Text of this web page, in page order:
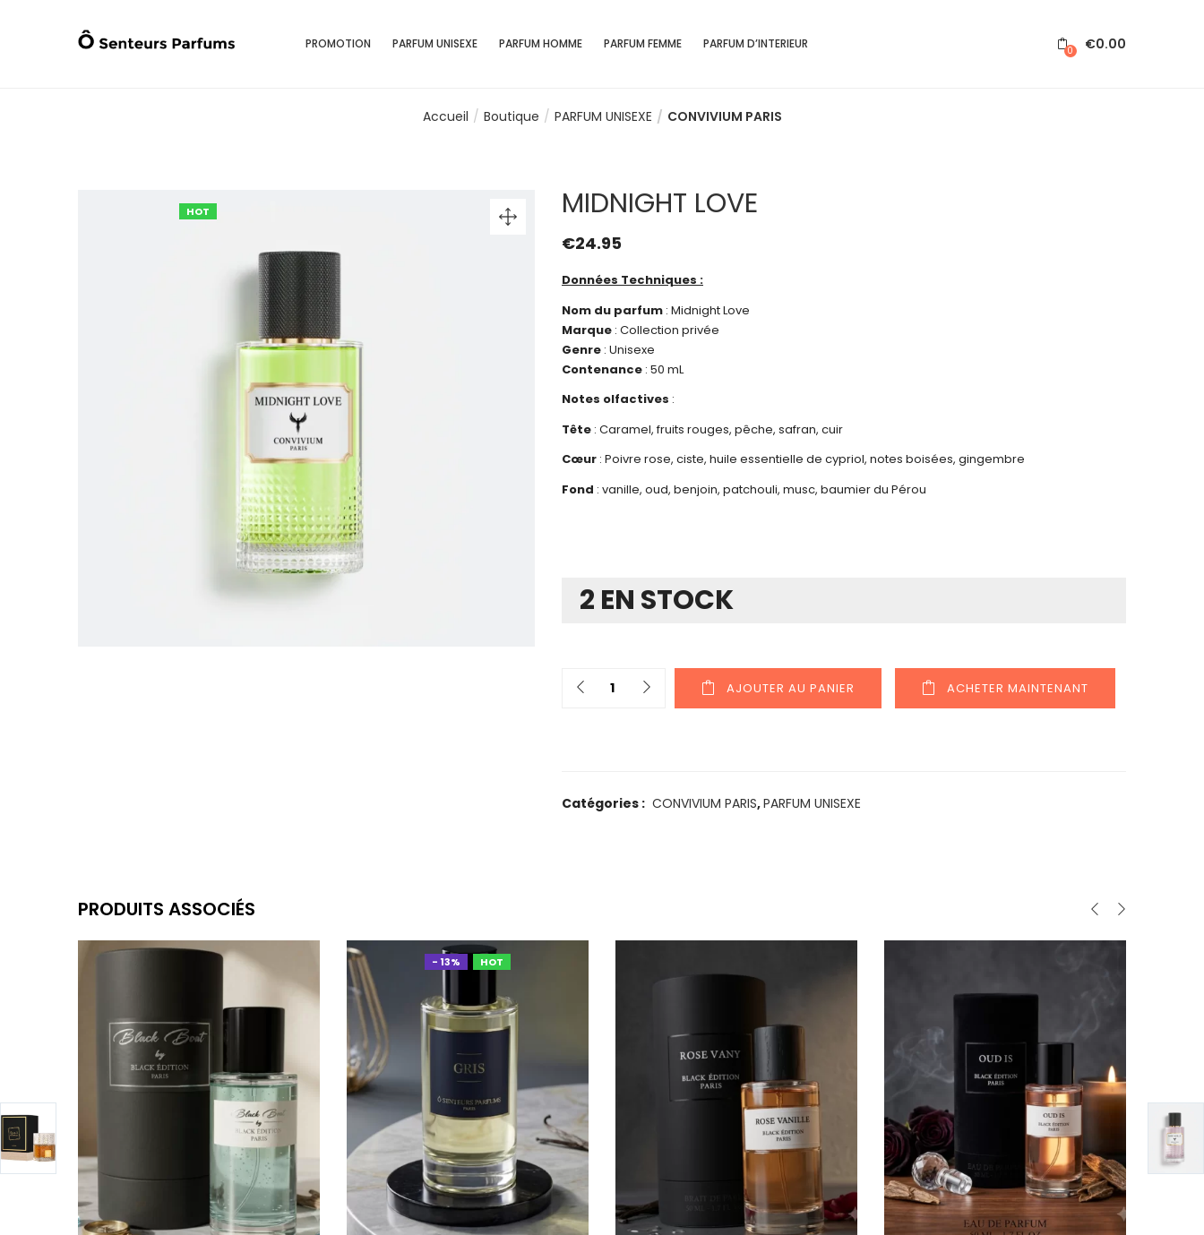
PROMOTION PARFUM UNISEXE PARFUM HOMME PARFUM FEMME PARFUM D’INTERIEUR 0 €0.00
Accueil Boutique PARFUM UNISEXE CONVIVIUM PARIS
HOT MIDNIGHT LOVE
€24.95
Données Techniques :
Nom du parfum : Midnight Love
Marque : Collection privée
Genre : Unisexe
Contenance : 50 mL
Notes olfactives :
Tête : Caramel, fruits rouges, pêche, safran, cuir
Cœur : Poivre rose, ciste, huile essentielle de cypriol, notes boisées, gingembre
Fond : vanille, oud, benjoin, patchouli, musc, baumier du Pérou
2 EN STOCK
AJOUTER AU PANIER ACHETER MAINTENANT
Catégories : CONVIVIUM PARIS,PARFUM UNISEXE
PRODUITS ASSOCIÉS
- 13% HOT